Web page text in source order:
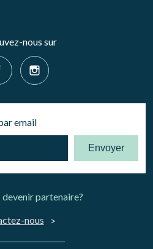
nous sur
email
Envoyer
partenaire?
nous